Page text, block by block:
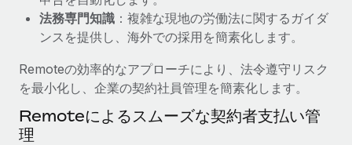
従業員の福利厚生を簡単に管理
Remoteの製品アップデート：GustoとXeroの統合お
プラス）
Remoteの使命は、世界のどこにいても、あらゆる規模の企業が
業務に最適な人材を採用し、管理し、給与を支給できるようにす
ることです。この数週間で、新しい統合、機能、改良点をリリー
法務専門知識 ：複雑な現地の労働法に関するガイダ
ンスを提供し、海外での採用を簡素化します。
Remoteの効率的なアプローチにより、法令遵守リスク
を最小化し、企業の契約社員管理を簡素化します。
Remoteによるスムーズな契約者支払い管
理